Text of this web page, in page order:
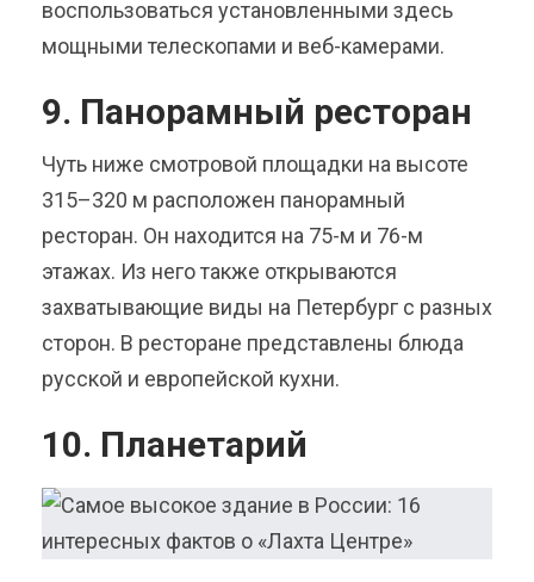
воспользоваться установленными здесь
мощными телескопами и веб-камерами.
9. Панорамный ресторан
Чуть ниже смотровой площадки на высоте
315–320 м расположен панорамный
ресторан. Он находится на 75-м и 76-м
этажах. Из него также открываются
захватывающие виды на Петербург с разных
сторон. В ресторане представлены блюда
русской и европейской кухни.
10. Планетарий